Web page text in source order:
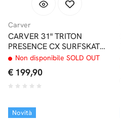
Carver
CARVER 31" TRITON
PRESENCE CX SURFSKATE
COMPLETO
Non disponibile SOLD OUT
€ 199,90
Novità